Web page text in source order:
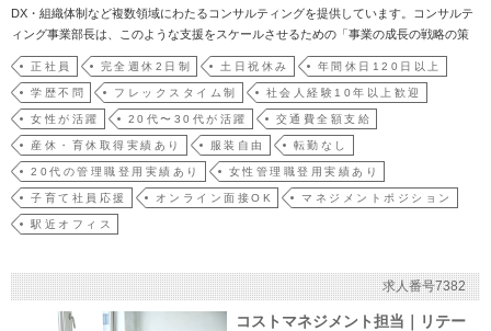
DX・組織体制など複数領域にわたるコンサルティングを提供しています。コンサルテ
ィング事業部長は、このような支援をスケールさせるための「事業の成長の戦略の策
定と実行」と「チーム組成・マネジメント」の両面を担っていただきます。▍具体的
な業務■ 事業戦略の立案と実行：売上目標・粗利目標の設計、収益構造の改善、新規支
援領域の開拓な…
正社員 完全週休2日制 土日祝休み 年間休日120日以上
学歴不問 フレックスタイム制 社会人経験10年以上歓迎
女性が活躍 20代〜30代が活躍 交通費全額支給
産休・育休取得実績あり 服装自由 転勤なし
20代の管理職登用実績あり 女性管理職登用実績あり
子育て社員応援 オンライン面接OK マネジメントポジション
駅近オフィス
求人番号7382
コストマネジメント担当｜リテー